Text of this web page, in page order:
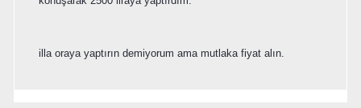
illa oraya yaptırın demiyorum ama mutlaka fiyat alın.